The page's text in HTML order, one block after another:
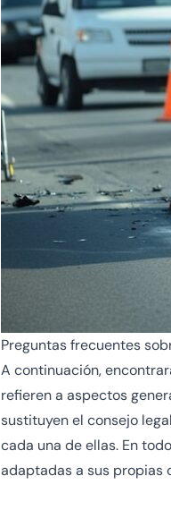
Preguntas frecuentes
A continuación,
refieren a aspectos
sustituyen el consejo
cada una de ellas. En
adaptadas a sus propias